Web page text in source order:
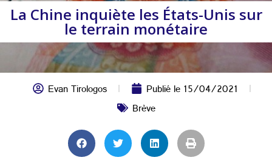
La Chine inquiète les États-Unis sur
le terrain monétaire
Evan Tirologos Publié le15/04/2021
Brève